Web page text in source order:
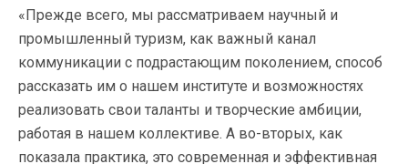
«Прежде всего, мы рассматриваем научный и
промышленный туризм, как важный канал
коммуникации с подрастающим поколением, способ
рассказать им о нашем институте и возможностях
реализовать свои таланты и творческие амбиции,
работая в нашем коллективе. А во-вторых, как
показала практика, это современная и эффективная